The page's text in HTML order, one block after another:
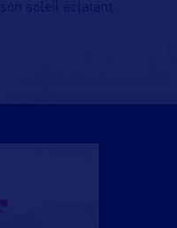
soleil éclatant